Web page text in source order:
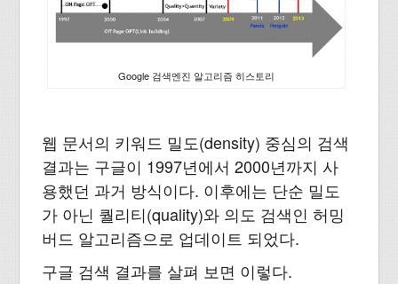
Google 검색엔진 알고리즘 히스토리
웹 문서의 키워드 밀도(density) 중심의 검색
결과는 구글이 1997년에서 2000년까지 사
용했던 과거 방식이다. 이후에는 단순 밀도
가 아닌 퀄리티(quality)와 의도 검색인 허밍
버드 알고리즘으로 업데이트 되었다.
구글 검색 결과를 살펴 보면 이렇다.